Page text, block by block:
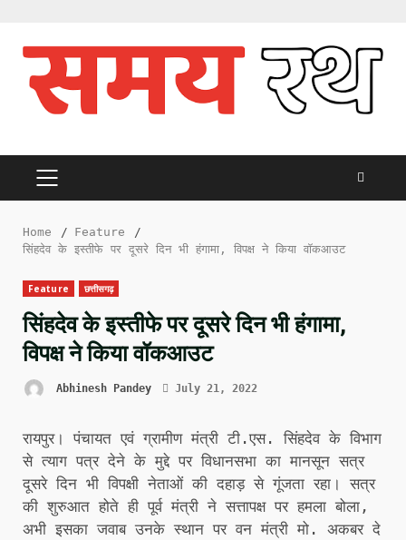
content
PRIMARY
Home
Feature
सिंहदेव के इस्तीफे पर दूसरे दिन भी हंगामा, विपक्ष ने किया वॉकआउट
Feature छत्तीसगढ़
सिंहदेव के इस्तीफे पर दूसरे दिन भी हंगामा,
विपक्ष ने किया वॉकआउट
Abhinesh Pandey July 21, 2022
रायपुर। पंचायत एवं ग्रामीण मंत्री टी.एस. सिंहदेव के विभाग
से त्याग पत्र देने के मुद्दे पर विधानसभा का मानसून सत्र
दूसरे दिन भी विपक्षी नेताओं की दहाड़ से गूंजता रहा। सत्र
की शुरुआत होते ही पूर्व मंत्री ने सत्तापक्ष पर हमला बोला,
अभी इसका जवाब उनके स्थान पर वन मंत्री मो. अकबर दे